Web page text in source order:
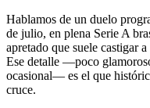
Hablamos de un duelo
de julio, en plena Serie A
apretado que suele castigar
Ese detalle —poco
ocasional— es el que
cruce.